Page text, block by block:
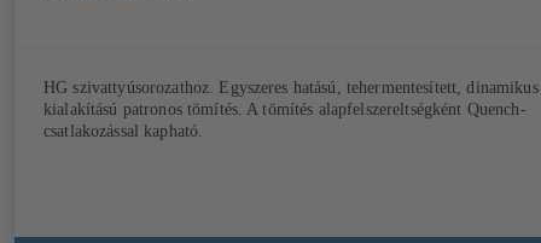
HG szivattyúsorozathoz. Egyszeres hatású, tehermentesített, dinamikus
kialakítású patronos tömítés. A tömítés alapfelszereltségként Quench-
csatlakozással kapható.